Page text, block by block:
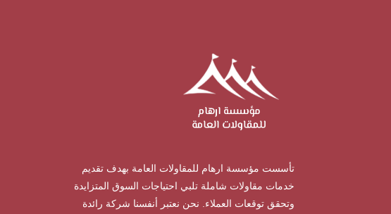
تأسست مؤسسة ارهام للمقاولات العامة بهدف تقديم
خدمات مقاولات شاملة تلبي احتياجات السوق المتزايدة
وتحقق توقعات العملاء. نحن نعتبر أنفسنا شركة رائدة